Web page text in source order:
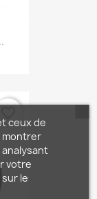
ceux de
montrer
votre
le